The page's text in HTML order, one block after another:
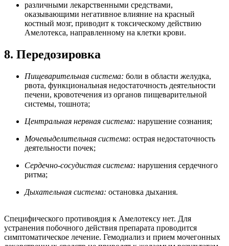
различными лекарственными средствами,
оказывающими негативное влияние на красный
костный мозг, приводит к токсическому действию
Амелотекса, направленному на клетки крови.
8. Передозировка
Пищеварительная система: боли в области желудка,
рвота, функциональная недостаточность деятельности
печени, кровотечения из органов пищеварительной
системы, тошнота;
Центральная нервная система: нарушение сознания;
Мочевыделительная система: острая недостаточность
деятельности почек;
Сердечно-сосудистая система: нарушения сердечного
ритма;
Дыхательная система: остановка дыхания.
Специфического противоядия к Амелотексу нет. Для
устранения побочного действия препарата проводится
симптоматическое лечение. Гемодиализ и прием мочегонных